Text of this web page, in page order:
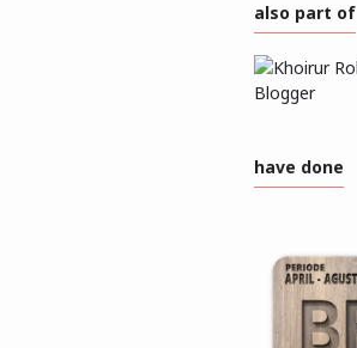
also part of
have done